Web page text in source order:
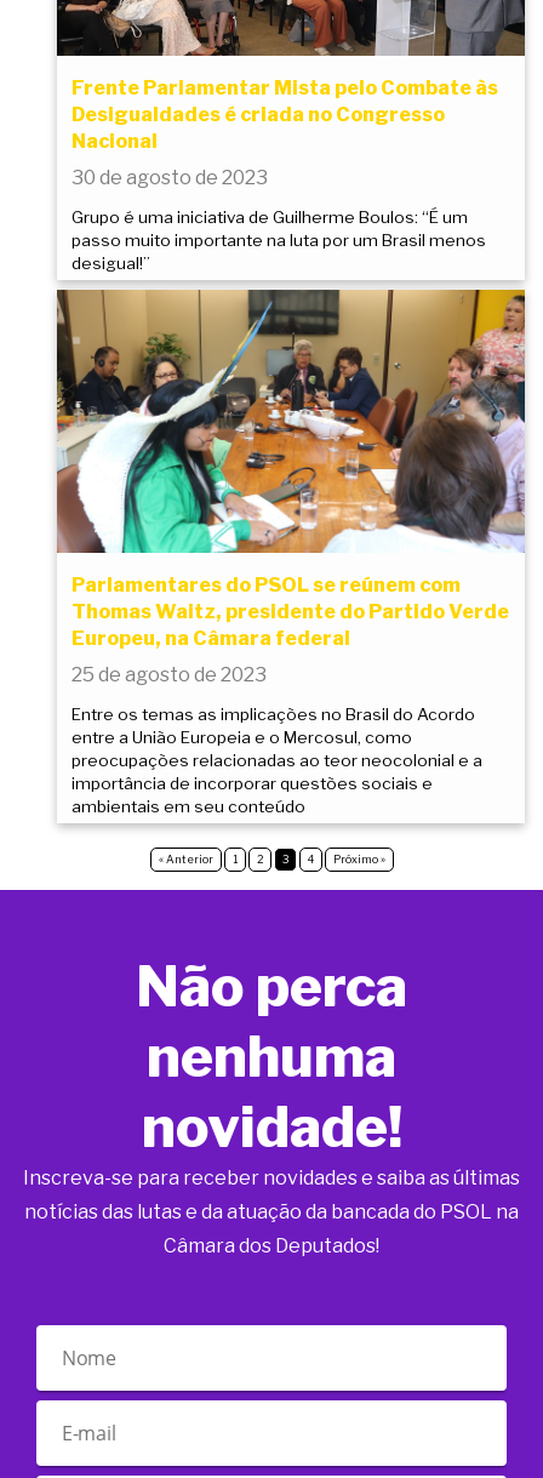
Frente Parlamentar Mista pelo Combate às
Desigualdades é criada no Congresso
Nacional
30 de agosto de 2023
Grupo é uma iniciativa de Guilherme Boulos: “É um
passo muito importante na luta por um Brasil menos
desigual!”
Parlamentares do PSOL se reúnem com
Thomas Waitz, presidente do Partido Verde
Europeu, na Câmara federal
25 de agosto de 2023
Entre os temas as implicações no Brasil do Acordo
entre a União Europeia e o Mercosul, como
preocupações relacionadas ao teor neocolonial e a
importância de incorporar questões sociais e
ambientais em seu conteúdo
« Anterior 1 2 3 4 Próximo »
Não perca
nenhuma
novidade!
Inscreva-se para receber novidades e saiba as últimas
notícias das lutas e da atuação da bancada do PSOL na
Câmara dos Deputados!